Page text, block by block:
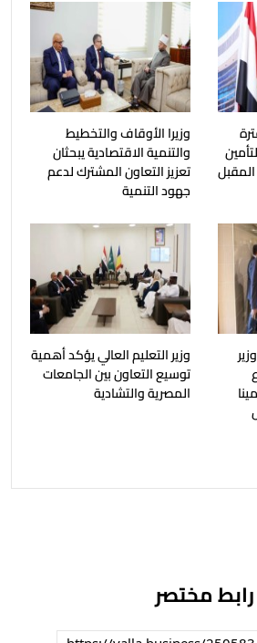
وزيرا الأوقاف والتخطيط
والتنمية الاقتصادية يبحثان
تعزيز التعاون المشترك لدعم
جهود التنمية
وزير التعليم العالي يؤكد أهمية
توسيع التعاون بين الجامعات
المصرية والتشادية
رابط مختصر